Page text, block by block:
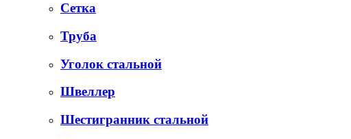
Сетка
Труба
Уголок стальной
Швеллер
Шестигранник стальной